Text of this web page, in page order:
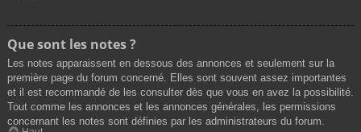
Que sont les notes ?
Les notes apparaissent en dessous des annonces et seulement sur la
première page du forum concerné. Elles sont souvent assez importantes
et il est recommandé de les consulter dès que vous en avez la possibilité.
Tout comme les annonces et les annonces générales, les permissions
concernant les notes sont définies par les administrateurs du forum.